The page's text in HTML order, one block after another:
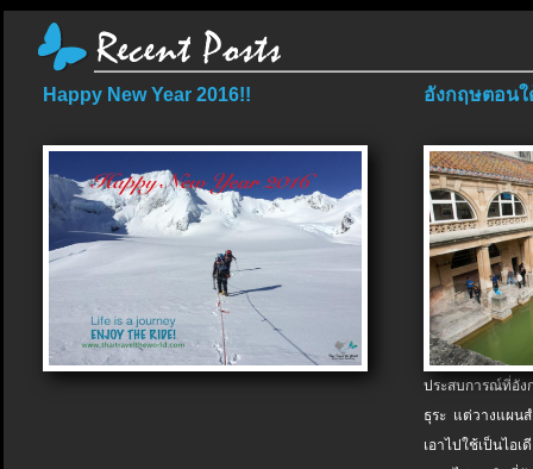
Happy New Year 2016!! อังกฤษตอนใ
ประสบการณ์ที่อัง
ธุระ แต่วางแผน
เอาไปใช้เป็นไอ